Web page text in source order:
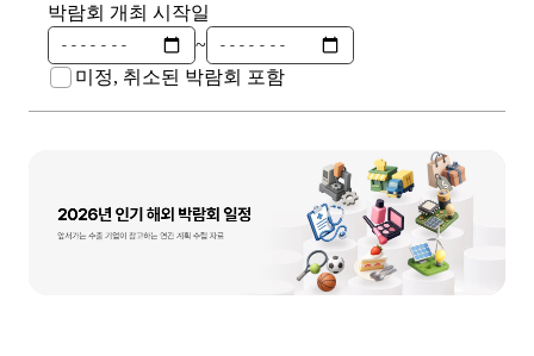
박람회 개최 시작일
~
미정, 취소된 박람회 포함